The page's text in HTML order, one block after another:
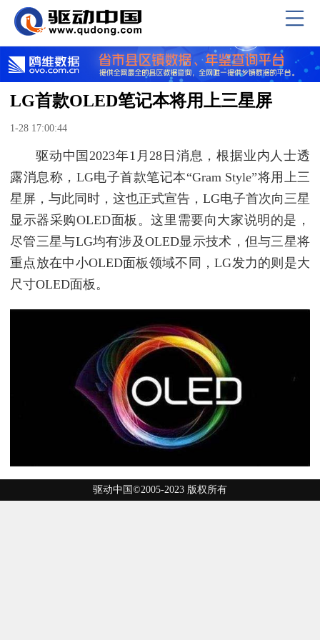
LG首款OLED笔记本将用上三星屏
1-28 17:00:44
驱动中国2023年1月28日消息，根据业内人士透
露消息称，LG电子首款笔记本“Gram Style”将用上三
星屏，与此同时，这也正式宣告，LG电子首次向三星
显示器采购OLED面板。这里需要向大家说明的是，
尽管三星与LG均有涉及OLED显示技术，但与三星将
重点放在中小OLED面板领域不同，LG发力的则是大
尺寸OLED面板。
驱动中国©2005-2023 版权所有